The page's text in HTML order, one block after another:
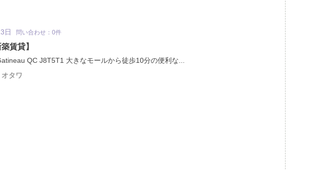
日 問い合わせ：0件
賃貸】
QC J8T5T1 大きなモールから徒歩10分の便利な...
タワ